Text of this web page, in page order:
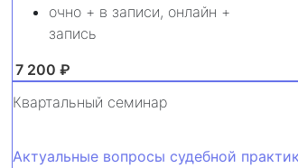
очно + в записи, онлайн +
запись
от 7 200 ₽
Квартальный семинар
Актуальные вопросы судебной